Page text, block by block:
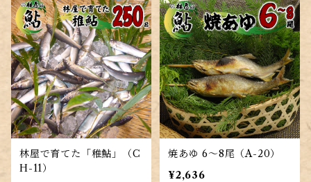
林屋で育てた「稚鮎」（C
H-11）
焼あゆ 6～8尾（A-20）
¥2,636